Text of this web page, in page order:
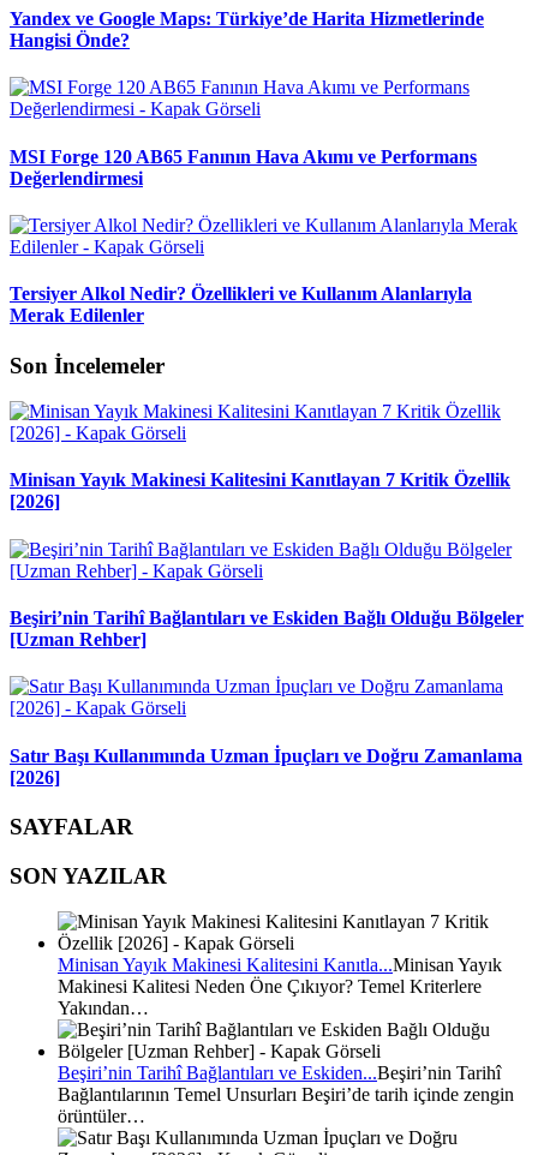
Yandex ve Google Maps: Türkiye’de Harita Hizmetlerinde
Hangisi Önde?
MSI Forge 120 AB65 Fanının Hava Akımı ve Performans
Değerlendirmesi
Tersiyer Alkol Nedir? Özellikleri ve Kullanım Alanlarıyla
Merak Edilenler
Son İncelemeler
Minisan Yayık Makinesi Kalitesini Kanıtlayan 7 Kritik Özellik
[2026]
Beşiri’nin Tarihî Bağlantıları ve Eskiden Bağlı Olduğu Bölgeler
[Uzman Rehber]
Satır Başı Kullanımında Uzman İpuçları ve Doğru Zamanlama
[2026]
SAYFALAR
SON YAZILAR
Minisan Yayık Makinesi Kalitesini Kanıtla...Minisan Yayık
Makinesi Kalitesi Neden Öne Çıkıyor? Temel Kriterlere
Yakından…
Beşiri’nin Tarihî Bağlantıları ve Eskiden...Beşiri’nin Tarihî
Bağlantılarının Temel Unsurları Beşiri’de tarih içinde zengin
örüntüler…